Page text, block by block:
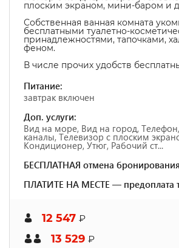
плоским экраном, мини-баром и
Собственная ванная комната
бесплатными туалетно-
принадлежностями, тапочками,
феном.
В числе прочих удобств
Питание:
завтрак включен
Доп. услуги:
Вид на море, Вид на город,
каналы, Телевизор с плоским
Кондиционер, Утюг, Рабочий ст...
БЕСПЛАТНАЯ отмена бронирования
ПЛАТИТЕ НА МЕСТЕ — предоплата
12 547 ₽
13 529 ₽